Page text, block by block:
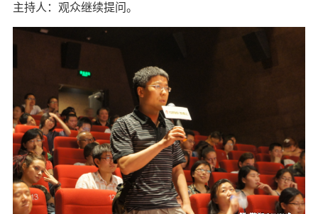
主持人：观众继续提问。